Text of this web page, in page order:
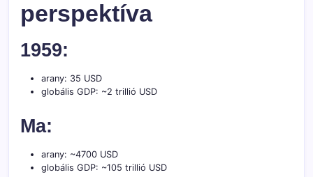
perspektíva
1959:
arany: 35 USD
globális GDP: ~2 trillió USD
Ma:
arany: ~4700 USD
globális GDP: ~105 trillió USD